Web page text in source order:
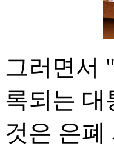
그러면서
록되는 대
것은 은